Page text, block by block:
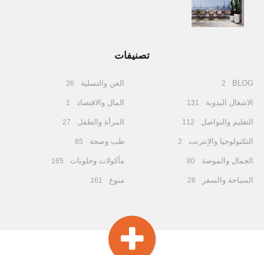
تصنيفات
BLOG
2
الاشغال اليدوية 131
التعليم والتواصل 112
التكنولوجيا والإنترنت 2
الجمال والموضة 80
السياحة والسفر 26
الفن والتسلية 26
المال والاقتصاد 1
المرأة والطفل 27
طب وصحة 65
مأكولات وحلويات 165
منوع 161